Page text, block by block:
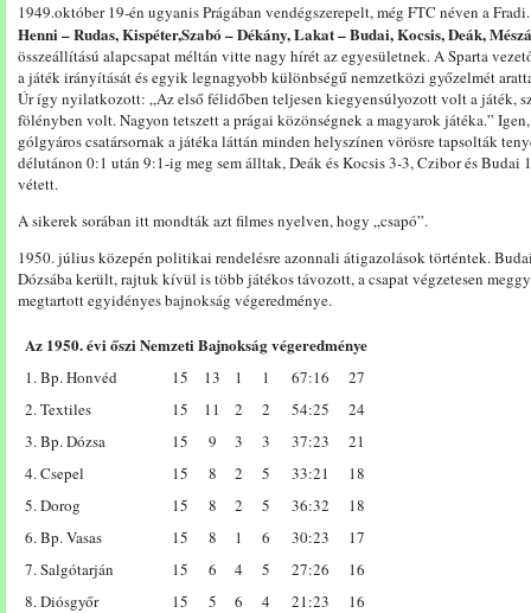
1949.október 19-én ugyanis Prágában vendégszerepelt, még FTC néven a
Henni – Rudas, Kispéter,Szabó – Dékány, Lakat – Budai, Kocsis, Deák,
összeállítású alapcsapat méltán vitte nagy hírét az egyesületnek. A Sparta
a játék irányítását és egyik legnagyobb különbségű nemzetközi győzelmét
Úr így nyilatkozott: „Az első félidőben teljesen kiegyensúlyozott volt a játék,
fölényben volt. Nagyon tetszett a prágai közönségnek a magyarok játéka.”
gólgyáros csatársornak a játéka láttán minden helyszínen vörösre tapsolták
délutánon 0:1 után 9:1-ig meg sem álltak, Deák és Kocsis 3-3, Czibor és
vétett.
A sikerek sorában itt mondták azt filmes nyelven, hogy „csapó”.
1950. július közepén politikai rendelésre azonnali átigazolások történtek.
Dózsába került, rajtuk kívül is több játékos távozott, a csapat végzetesen
megtartott egyidényes bajnokság végeredménye.
Az 1950. évi őszi Nemzeti Bajnokság végeredménye
1. Bp. Honvéd 15 13 1 1 67:16
27
2. Textiles
15 11 2 2 54:25
24
3. Bp. Dózsa
15 9 3 3 37:23
21
4. Csepel
15 8 2 5 33:21
18
5. Dorog
15 8 2 5 36:32
18
6. Bp. Vasas
15 8 1 6 30:23
17
7. Salgótarján
15 6 4 5 27:26
16
8. Diósgyőr
15 5 6 4 21:23
16